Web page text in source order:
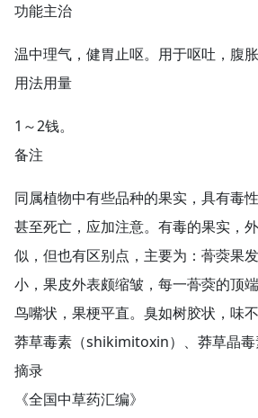
功能主治
温中理气，健胃止呕。用于呕吐，腹
用法用量
1～2钱。
备注
同属植物中有些品种的果实，具有毒
甚至死亡，应加注意。有毒的果实，
似，但也有区别点，主要为：蓇葖果
小，果皮外表颇缩皱，每一蓇葖的顶
鸟嘴状，果梗平直。臭如树胶状，味
莽草毒素（shikimitoxin）、莽草晶毒
摘录
《全国中草药汇编》